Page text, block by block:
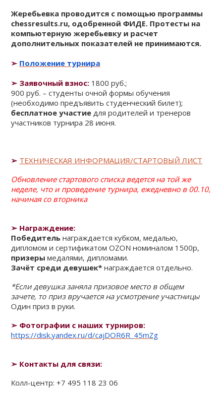
Жеребьевка проводится с помощью программы
chessresults.ru, одобренной ФИДЕ. Протесты на
компьютерную жеребьевку и расчет
дополнительных показателей не принимаются.
➢ Положение турнира
➢ Заявочный взнос: 1800 руб.;
900 руб. – студенты очной формы обучения
(необходимо предъявить студенческий билет);
бесплатное участие для родителей и тренеров
участников турнира 28 июня.
➢ ТЕХНИЧЕСКАЯ ИНФОРМАЦИЯ/СТАРТОВЫЙ ЛИСТ
Обновление стартового списка ведется на той же
неделе, что и проведение турнира, ежедневно в 00.10,
начиная со вторника
➢ Награждение:
Победитель награждается кубком, медалью,
дипломом исертификатом OZON номиналом 1500р,
призеры медалями, дипломами.
Зачёт среди девушек* награждается отдельно.
*Если девушка заняла призовое место в общем
зачете, то приз вручается на усмотрение участницы
Один приз в руки.
➢ Фотографии с наших турниров:
https://disk.yandex.ru/d/cajDOR6R_45mZg
➢ Контакты для связи:
Колл-центр: +7 495 118 23 06